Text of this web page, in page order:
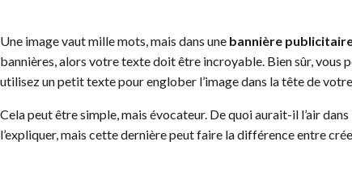
Une image vaut mille mots, mais dans une bannière
bannières, alors votre texte doit être incroyable. Bien sûr, vous
utilisez un petit texte pour englober l’image dans la tête de
Cela peut être simple, mais évocateur. De quoi aurait-il l’air
l’expliquer, mais cette dernière peut faire la différence entre